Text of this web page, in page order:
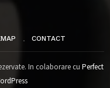
CONTACT
In colaborare cu Perfect